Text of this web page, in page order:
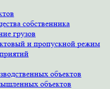
собственника
грузов
и пропускной режим
объектов
объектов